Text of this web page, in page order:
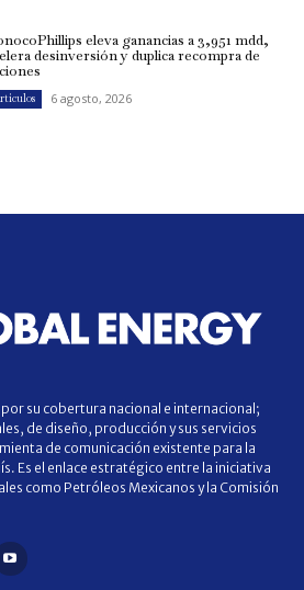
eleva ganancias a 3,951 mdd,
desinversión y duplica recompra de
6 agosto, 2026
su cobertura nacional e internacional;
de diseño, producción y sus servicios
de comunicación existente para la
Es el enlace estratégico entre la iniciativa
como Petróleos Mexicanos y la Comisión